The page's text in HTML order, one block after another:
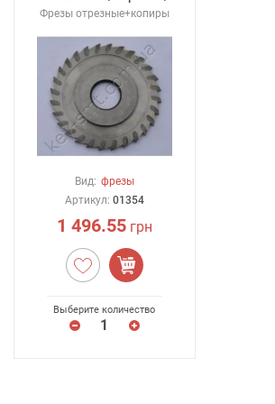
Фрезы отрезные+копиры
Вид: фрезы
Артикул: 01354
1 496.55грн
Выберите количество